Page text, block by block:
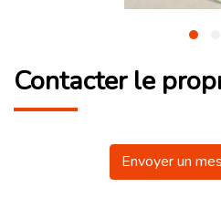
Contacter le
Envoyer un